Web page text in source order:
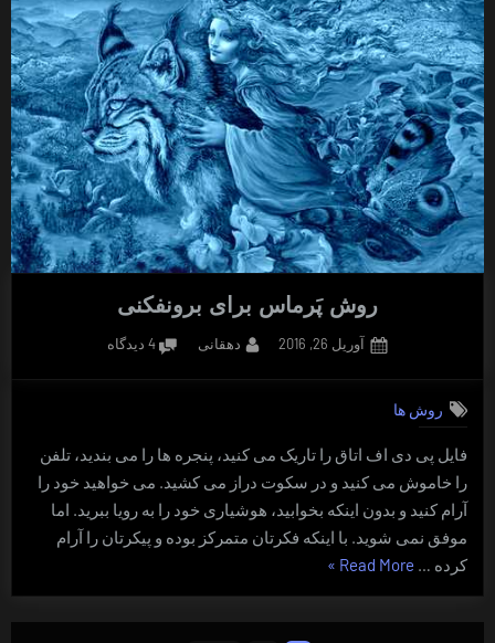
روش پَرماس برای برونفکنی
Posted
آوریل 26, 2016 By
دهقانی 4 دیدگاه
برای
روش ها
فایل پی دی اف اتاق را تاریک می کنید، پنجره ها را می بندید، تلفن
را خاموش می کنید و در سکوت دراز می کشید. می خواهید خود را
آرام کنید و بدون اینکه بخوابید، هوشیاری خود را به رویا ببرید. اما
موفق نمی شوید. با اینکه فکرتان متمرکز بوده و پیکرتان را آرام
کرده … Read More “روش
»